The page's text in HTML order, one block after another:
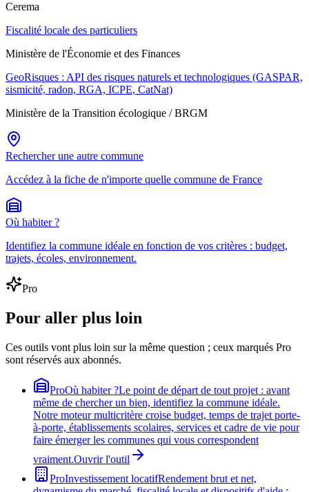
Cerema
Fiscalité locale des particuliers
Ministère de l'Économie et des Finances
GeoRisques : API des risques naturels et technologiques (GASPAR,
sismicité, radon, RGA, ICPE, CatNat)
Ministère de la Transition écologique / BRGM
Rechercher une autre commune
Accédez à la fiche de n'importe quelle commune de France
Où habiter ?
Identifiez la commune idéale en fonction de vos critères : budget,
trajets, écoles, environnement.
Pro
Pour aller plus loin
Ces outils vont plus loin sur la même question ; ceux marqués Pro
sont réservés aux abonnés.
ProOù habiter ?Le point de départ de tout projet : avant
même de chercher un bien, identifiez la commune idéale.
Notre moteur multicritère croise budget, temps de trajet porte-
à-porte, établissements scolaires, services et cadre de vie pour
faire émerger les communes qui vous correspondent
vraiment.Ouvrir l'outil
ProInvestissement locatifRendement brut et net,